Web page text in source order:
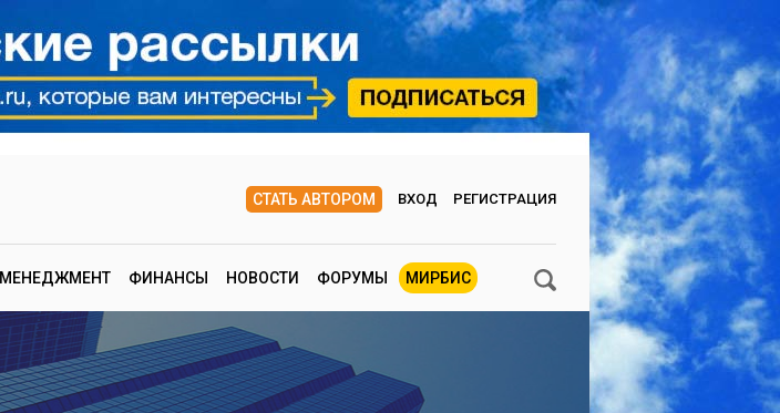
СТАТЬ АВТОРОМ ВХОД РЕГИСТРАЦИЯ
МЕНЕДЖМЕНТ ФИНАНСЫ НОВОСТИ ФОРУМЫ МИРБИС